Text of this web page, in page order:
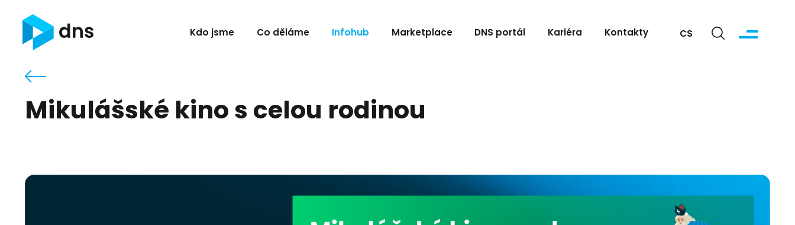
Kdo jsme Co děláme Infohub Marketplace DNS portál Kariéra Kontakty CS
Mikulášské kino s celou rodinou